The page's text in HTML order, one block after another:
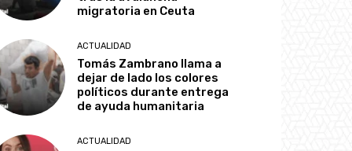
migratoria en Ceuta
ACTUALIDAD
Tomás Zambrano llama a
dejar de lado los colores
políticos durante entrega
de ayuda humanitaria
ACTUALIDAD